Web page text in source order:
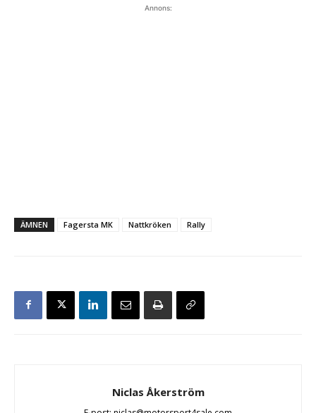
Annons:
ÄMNEN Fagersta MK Nattkröken Rally
Niclas Åkerström